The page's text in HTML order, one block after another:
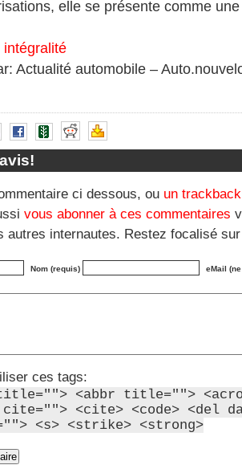
elle se présente comme
intégralité
Actualité automobile –
ci dessous, ou un trackback
vous abonner à ces commentaires
autres internautes. Restez focalisé
Nom (requis) eMail
ces tags:
<abbr title="">
cite=""> <cite> <code> <del
<s> <strike> <strong>